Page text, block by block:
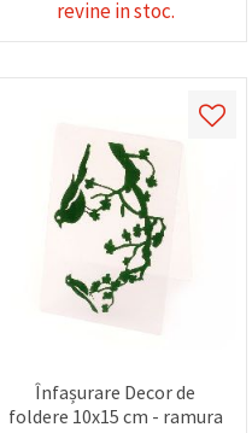
revine in stoc.
Înfașurare Decor de
foldere 10x15 cm - ramura